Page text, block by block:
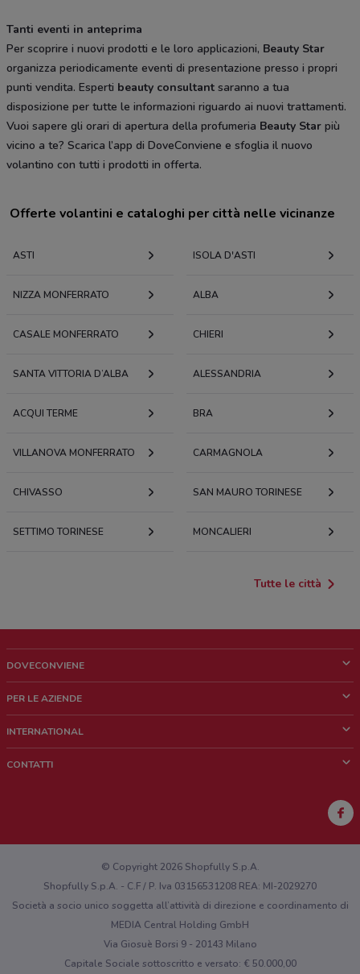
Tanti eventi in anteprima
Per scoprire i nuovi prodotti e le loro applicazioni, Beauty Star
organizza periodicamente eventi di presentazione presso i propri
punti vendita. Esperti beauty consultant saranno a tua
disposizione per tutte le informazioni riguardo ai nuovi trattamenti.
Vuoi sapere gli orari di apertura della profumeria Beauty Star più
vicino a te? Scarica l’app di DoveConviene e sfoglia il nuovo
volantino con tutti i prodotti in offerta.
Offerte volantini e cataloghi per città nelle vicinanze
ASTI ISOLA D'ASTI
NIZZA MONFERRATO ALBA
CASALE MONFERRATO CHIERI
SANTA VITTORIA D’ALBA ALESSANDRIA
ACQUI TERME BRA
VILLANOVA MONFERRATO CARMAGNOLA
CHIVASSO SAN MAURO TORINESE
SETTIMO TORINESE MONCALIERI
Tutte le città
DOVECONVIENE
Chi siamo
Lavora con noi
PER LE AZIENDE
Richieste commerciali e marketing
INTERNATIONAL
CONTATTI
Hai un malfunzionamento sul web o sull'app?
© Copyright 2026 Shopfully S.p.A.
Shopfully S.p.A. - C.F / P. Iva 03156531208 REA: MI-2029270
Società a socio unico soggetta all’attività di direzione e coordinamento di
MEDIA Central Holding GmbH
Via Giosuè Borsi 9 - 20143 Milano
Capitale Sociale sottoscritto e versato: € 50.000,00